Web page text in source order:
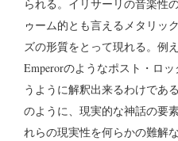
られる。イリサーリの音楽性
ゥーム的とも言えるメタリッ
ズの形質をとって現れる。例
Emperorのようなポスト・ロ
うように解釈出来るわけであ
のように、現実的な神話の要
れらの現実性を何らかの難解